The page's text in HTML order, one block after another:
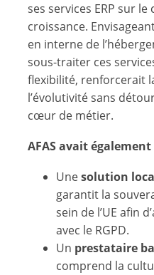
ses services ERP sur
croissance.
en interne de
sous-traiter ces
flexibilité, renforcerait
l’évolutivité sans
cœur de métier.
AFAS avait également
Unesolution
garantit la
sein de l’UE afin
avec le RGPD.
Un prestataire
comprend la